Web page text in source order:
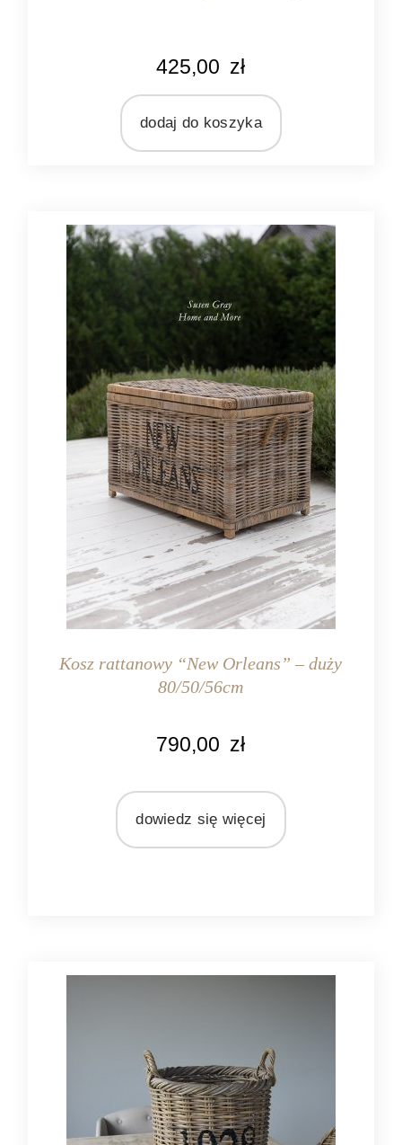
425,00 zł
dodaj do koszyka
Kosz rattanowy “New Orleans” – duży
80/50/56cm
790,00 zł
dowiedz się więcej